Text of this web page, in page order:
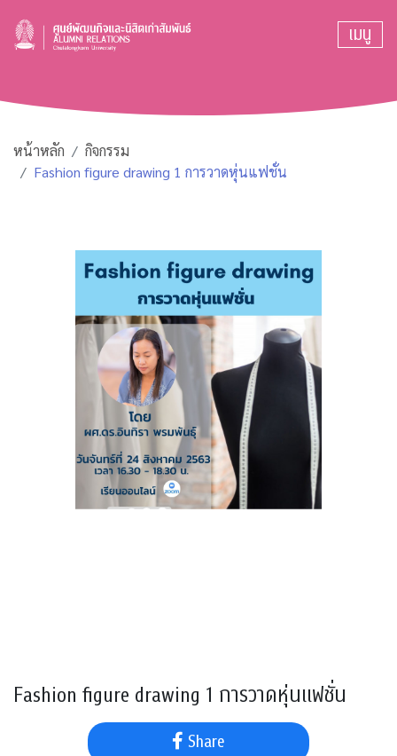
เมนู
หน้าหลัก
กิจกรรม
Fashion figure drawing 1 การวาดหุ่นแฟชั่น
Fashion figure drawing 1 การวาดหุ่นแฟชั่น
Share